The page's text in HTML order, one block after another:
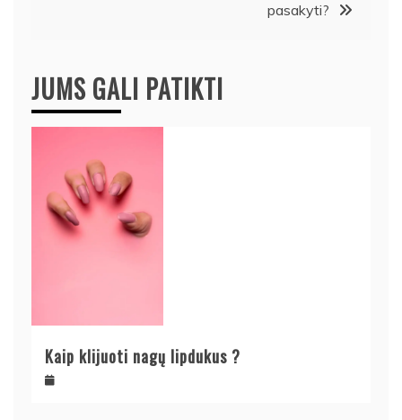
pasakyti?
JUMS GALI PATIKTI
Kaip klijuoti nagų lipdukus ?